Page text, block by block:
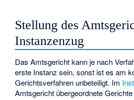
Stellung des
Instanzenzug
Das Amtsgericht kann je nach
erste Instanz sein, sonst ist es am
Gerichtsverfahren unbeteiligt. Im
Amtsgericht übergeordnete